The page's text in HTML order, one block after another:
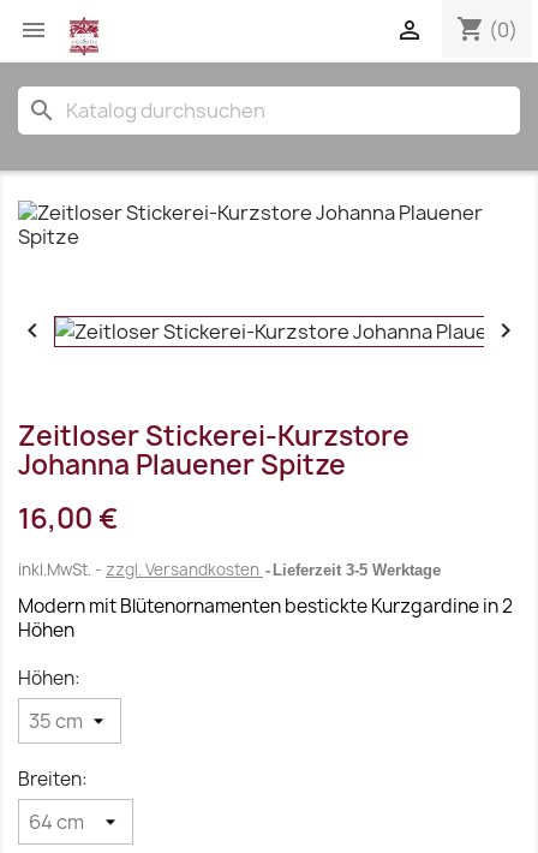
 shopping_cart (0)

search
 
Zeitloser Stickerei-Kurzstore
Johanna Plauener Spitze
16,00 €
inkl.MwSt. zzgl. Versandkosten Lieferzeit 3-5 Werktage
Modern mit Blütenornamenten bestickte Kurzgardine in 2
Höhen
Höhen:
Breiten: